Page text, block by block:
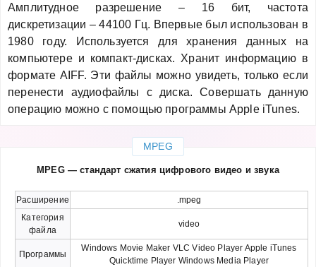
Амплитудное разрешение – 16 бит, частота
дискретизации – 44100 Гц. Впервые был использован в
1980 году. Используется для хранения данных на
компьютере и компакт-дисках. Хранит информацию в
формате AIFF. Эти файлы можно увидеть, только если
перенести аудиофайлы с диска. Совершать данную
операцию можно с помощью программы Apple iTunes.
MPEG
MPEG — стандарт сжатия цифрового видео и звука
Расширение
.mpeg
Категория
файла
video
Программы
Windows Movie Maker VLC Video Player Apple iTunes
Quicktime Player Windows Media Player